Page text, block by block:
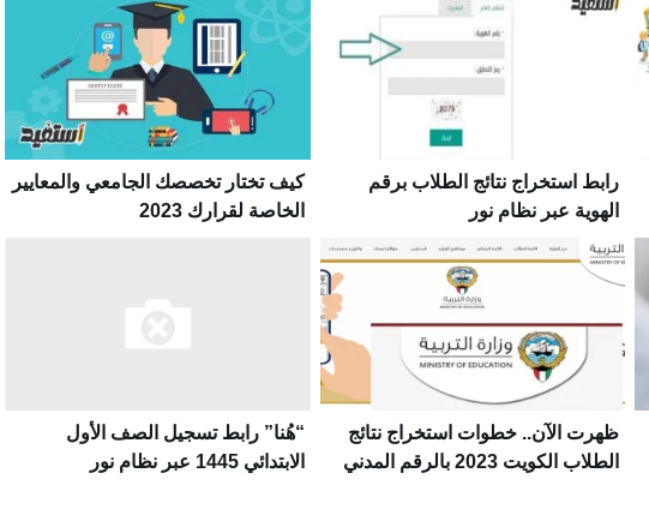
رابط استخراج نتائج الطلاب برقم
الهوية عبر نظام نور
noor.moe.gov.sa وتطبيق توكلنا
كيف تختار تخصصك الجامعي والمعايير
الخاصة لقرارك 2023
ظهرت الآن.. خطوات استخراج نتائج
الطلاب الكويت 2023 بالرقم المدني
“هُنا” رابط تسجيل الصف الأول
الابتدائي 1445 عبر نظام نور